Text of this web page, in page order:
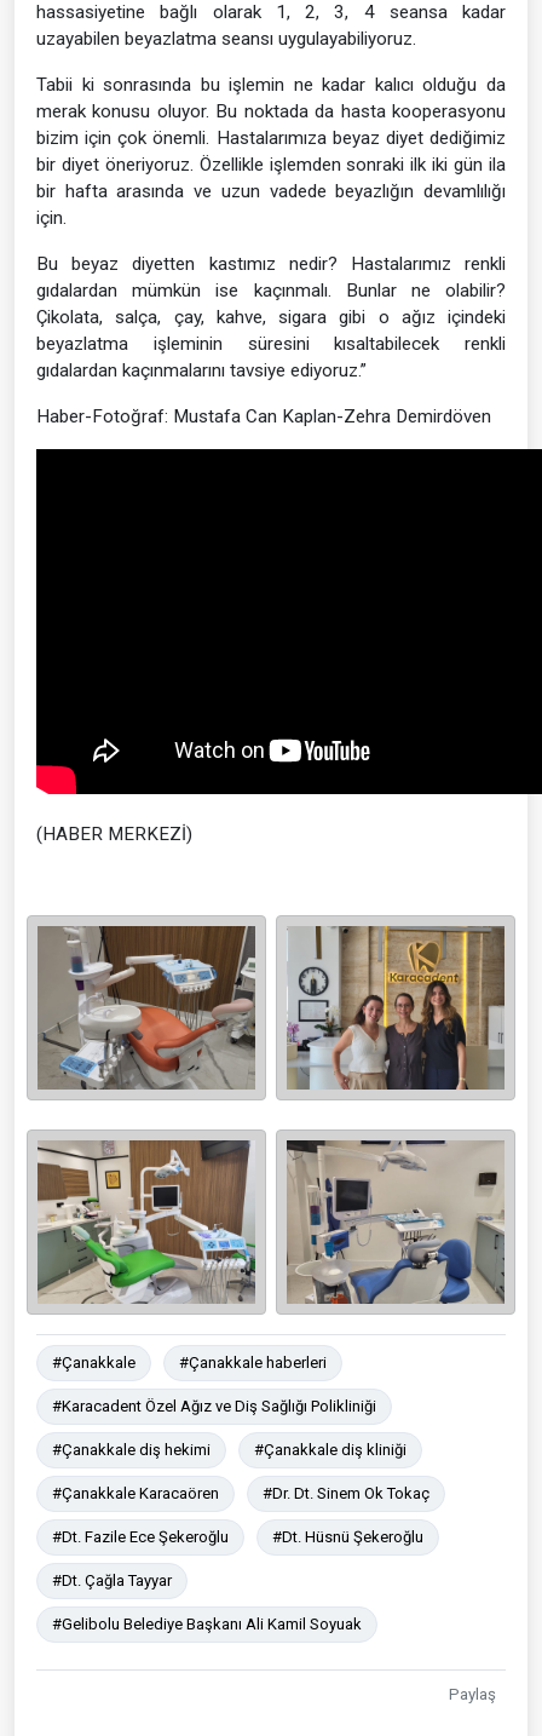
hassasiyetine bağlı olarak 1, 2, 3, 4 seansa kadar
uzayabilen beyazlatma seansı uygulayabiliyoruz.
Tabii ki sonrasında bu işlemin ne kadar kalıcı olduğu da
merak konusu oluyor. Bu noktada da hasta kooperasyonu
bizim için çok önemli. Hastalarımıza beyaz diyet dediğimiz
bir diyet öneriyoruz. Özellikle işlemden sonraki ilk iki gün ila
bir hafta arasında ve uzun vadede beyazlığın devamlılığı
için.
Bu beyaz diyetten kastımız nedir? Hastalarımız renkli
gıdalardan mümkün ise kaçınmalı. Bunlar ne olabilir?
Çikolata, salça, çay, kahve, sigara gibi o ağız içindeki
beyazlatma işleminin süresini kısaltabilecek renkli
gıdalardan kaçınmalarını tavsiye ediyoruz.”
Haber-Fotoğraf: Mustafa Can Kaplan-Zehra Demirdöven
(HABER MERKEZİ)
#Çanakkale #Çanakkale haberleri
#Karacadent Özel Ağız ve Diş Sağlığı Polikliniği
#Çanakkale diş hekimi #Çanakkale diş kliniği
#Çanakkale Karacaören #Dr. Dt. Sinem Ok Tokaç
#Dt. Fazile Ece Şekeroğlu #Dt. Hüsnü Şekeroğlu
#Dt. Çağla Tayyar
#Gelibolu Belediye Başkanı Ali Kamil Soyuak
Paylaş